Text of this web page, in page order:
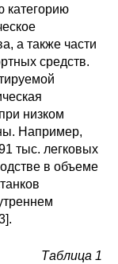
категорию
а также части
средств.
низком
Например,
тыс. легковых
в объеме
Таблица 1